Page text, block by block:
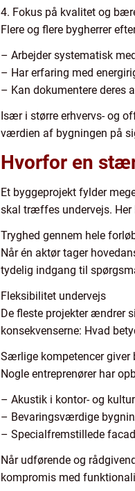
4. Fokus på kvalitet og
Flere og flere bygherrer
– Arbejder systematisk
– Har erfaring med
– Kan dokumentere deres
Især i større erhvervs- og
værdien af bygningen på
Hvorfor en
Et byggeprojekt fylder
skal træffes undervejs. Her
Tryghed gennem hele
Når én aktør tager
tydelig indgang til
Fleksibilitet undervejs
De fleste projekter ændrer
konsekvenserne: Hvad
Særlige kompetencer giver
Nogle entreprenører har
– Akustik i kontor- og
– Bevaringsværdige
– Specialfremstillede
Når udførende og
kompromis med